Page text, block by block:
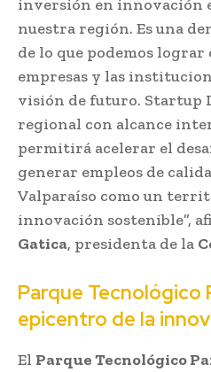
inversión en innovación
nuestra región. Es una
de lo que podemos lograr
empresas y las
visión de futuro. Startup
regional con alcance
permitirá acelerar el
generar empleos de
Valparaíso como un
innovación sostenible”,
Gatica, presidenta de la
Parque Tecnológico
epicentro de la
El Parque Tecnológico